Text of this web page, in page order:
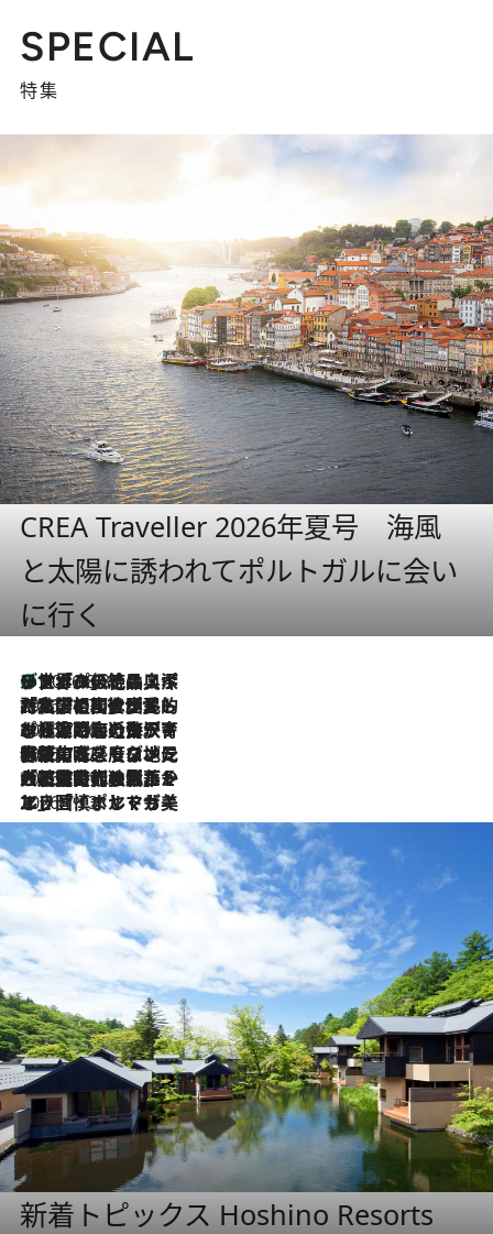
SPECIAL
特集
CREA Traveller 2026年夏号 海風
と太陽に誘われてポルトガルに会い
に行く
2026.8.8
リスボンの絶品スイーツ「パステル・デ・ナタ」とは？ポルトガル伝統の奥深い世界へ
2026.7.27
「私の祖国はポルトガル語です」国民的詩人フェルナンド・ペソアと、彼が愛した文学の街を歩く
2026.7.26
ポルトガル近海が育む極上の海の幸。キリリと冷えた白ワインと愉しむ、シーフード専門店の贅沢
2026.7.22
伝統の味をモダンに昇華。高感度な地元客が集う、リスボンの最旬ガストロノミー
2026.7.21
大航海時代の栄華から、震災、独裁、そして革命へ。ポルトガル・首都リスボンの石畳に刻まれた「歴史の光と影」
2026.7.13
エッセイ・ヤマザキマリ「慎ましくも美しき国 ポルトガル」
新着トピックス Hoshino Resorts